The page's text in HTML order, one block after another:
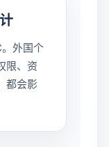
外国个
限、资
都会影